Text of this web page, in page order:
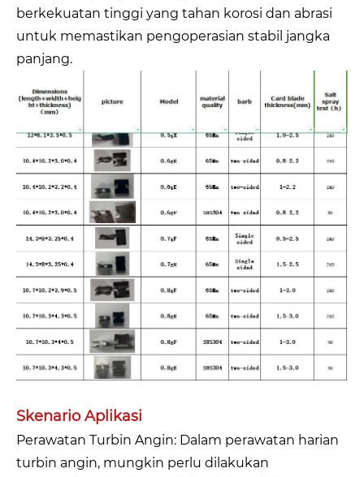
berkekuatan tinggi yang tahan korosi dan abrasi
untuk memastikan pengoperasian stabil jangka
panjang.
Skenario Aplikasi
Perawatan Turbin Angin: Dalam perawatan harian
turbin angin, mungkin perlu dilakukan